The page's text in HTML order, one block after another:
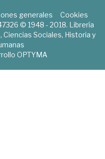
generales
Cookies
© 1948 - 2018. Librería
Sociales, Historia y
OPTYMA